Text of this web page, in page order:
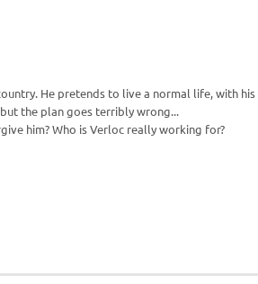
He pretends to live a normal life, with his
the plan goes terribly wrong...
him? Who is Verloc really working for?